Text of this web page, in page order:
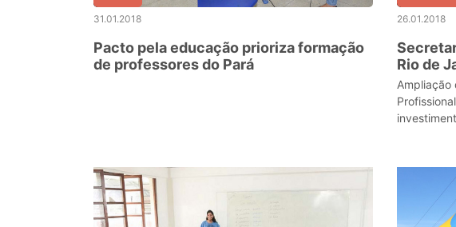
31.01.2018
Pacto pela educação prioriza formação
de professores do Pará
26.01.2018
Rio de
novas
Ampliação